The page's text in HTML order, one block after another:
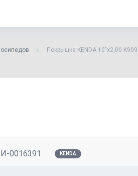
Покрышка KENDA 10"х2,00
И-0016391 KENDA